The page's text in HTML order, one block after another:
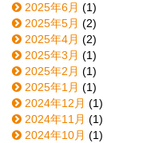
2025年6月 (1)
2025年5月 (2)
2025年4月 (2)
2025年3月 (1)
2025年2月 (1)
2025年1月 (1)
2024年12月 (1)
2024年11月 (1)
2024年10月 (1)